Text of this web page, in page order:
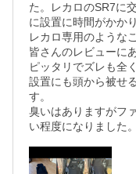
た。レカロのSR7に
に設置に時間がかか
レカロ専用のような
皆さんのレビューに
ピッタリでズレも全
設置にも頭から被せ
す。
臭いはありますがフ
い程度になりました。